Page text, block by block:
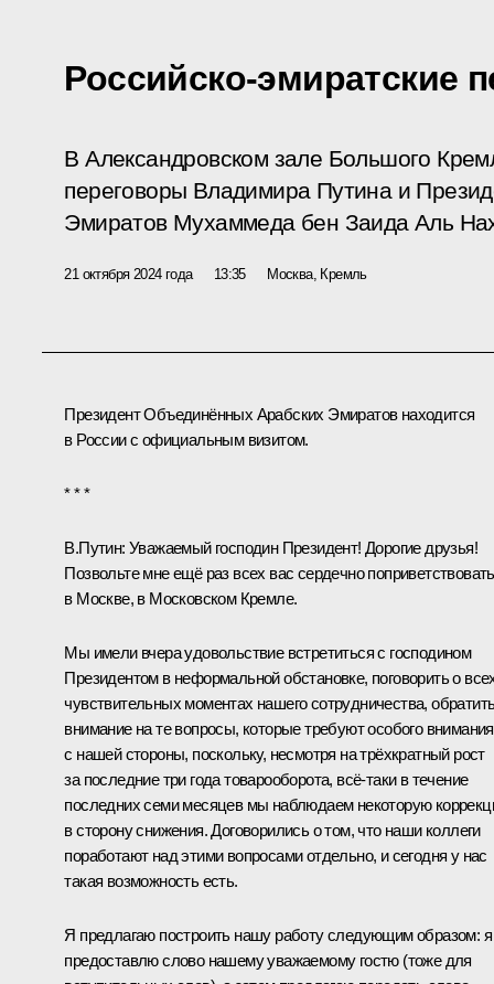
Российско-эмиратские
В Александровском зале Большого
переговоры Владимира Путина и
Эмиратов Мухаммеда бен Заида Аль
21 октября 2024 года 13:35 Москва, Кремль
Президент Объединённых Арабских Эмиратов находится
в России с официальным визитом.
* * *
В.Путин: Уважаемый господин Президент! Дорогие друзья!
Позвольте мне ещё раз всех вас сердечно поприветствовать
в Москве, в Московском Кремле.
Мы имели вчера удовольствие встретиться с господином
Президентом в неформальной обстановке, поговорить о
чувствительных моментах нашего сотрудничества,
внимание на те вопросы, которые требуют особого внимания
с нашей стороны, поскольку, несмотря на трёхкратный рост
за последние три года товарооборота, всё-таки в течение
последних семи месяцев мы наблюдаем некоторую
в сторону снижения. Договорились о том, что наши коллеги
поработают над этими вопросами отдельно, и сегодня у нас
такая возможность есть.
Я предлагаю построить нашу работу следующим образом: я
предоставлю слово нашему уважаемому гостю (тоже для